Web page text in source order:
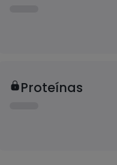
Proteínas